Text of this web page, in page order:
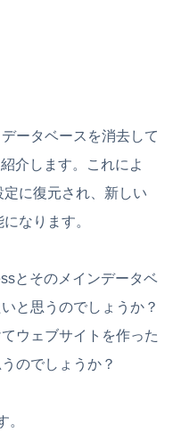
ータベースを消去して
介します。これによ
に復元され、新しい
なります。
とそのメインデータベ
と思うのでしょうか？
ウェブサイトを作った
のでしょうか？
。